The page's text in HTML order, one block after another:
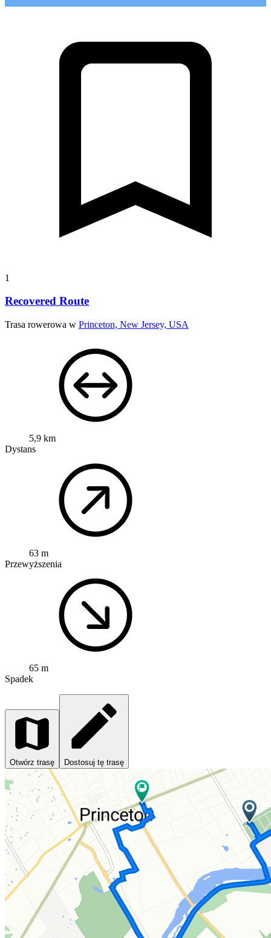
1
Recovered Route
Trasa rowerowa w Princeton, New Jersey, USA
5,9 km
Dystans
63 m
Przewyższenia
65 m
Spadek
Otwórz trasę Dostosuj tę trasę